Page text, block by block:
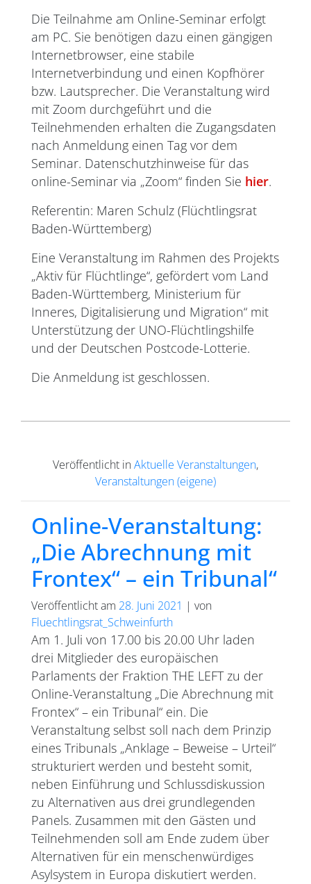
Die Teilnahme am Online-Seminar erfolgt
am PC. Sie benötigen dazu einen gängigen
Internetbrowser, eine stabile
Internetverbindung und einen Kopfhörer
bzw. Lautsprecher. Die Veranstaltung wird
mit Zoom durchgeführt und die
Teilnehmenden erhalten die Zugangsdaten
nach Anmeldung einen Tag vor dem
Seminar. Datenschutzhinweise für das
online-Seminar via „Zoom“ finden Sie hier.
Referentin: Maren Schulz (Flüchtlingsrat
Baden-Württemberg)
Eine Veranstaltung im Rahmen des Projekts
„Aktiv für Flüchtlinge“, gefördert vom Land
Baden-Württemberg, Ministerium für
Inneres, Digitalisierung und Migration“ mit
Unterstützung der UNO-Flüchtlingshilfe
und der Deutschen Postcode-Lotterie.
Die Anmeldung ist geschlossen.
Veröffentlicht inAktuelle Veranstaltungen,
Veranstaltungen (eigene)
Online-Veranstaltung:
„Die Abrechnung mit
Frontex“ – ein Tribunal“
Veröffentlicht am 28. Juni 2021 | von
Fluechtlingsrat_Schweinfurth
Am 1. Juli von 17.00 bis 20.00 Uhr laden
drei Mitglieder des europäischen
Parlaments der Fraktion THE LEFT zu der
Online-Veranstaltung „Die Abrechnung mit
Frontex“ – ein Tribunal“ ein. Die
Veranstaltung selbst soll nach dem Prinzip
eines Tribunals „Anklage – Beweise – Urteil“
strukturiert werden und besteht somit,
neben Einführung und Schlussdiskussion
zu Alternativen aus drei grundlegenden
Panels. Zusammen mit den Gästen und
Teilnehmenden soll am Ende zudem über
Alternativen für ein menschenwürdiges
Asylsystem in Europa diskutiert werden.